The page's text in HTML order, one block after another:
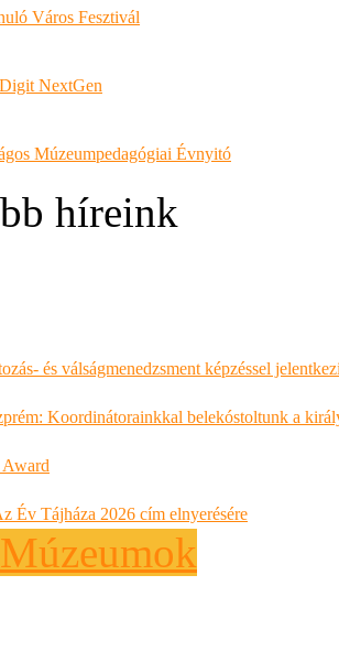
Város Fesztivál
NextGen
Múzeumpedagógiai Évnyitó
híreink
és válságmenedzsment képzéssel
Koordinátorainkkal belekóstoltunk a
Év Tájháza 2026 cím elnyerésére